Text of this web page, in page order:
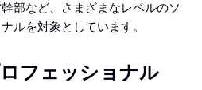
部など、さまざまなレベルのソ
ルを対象としています。
フェッショナル